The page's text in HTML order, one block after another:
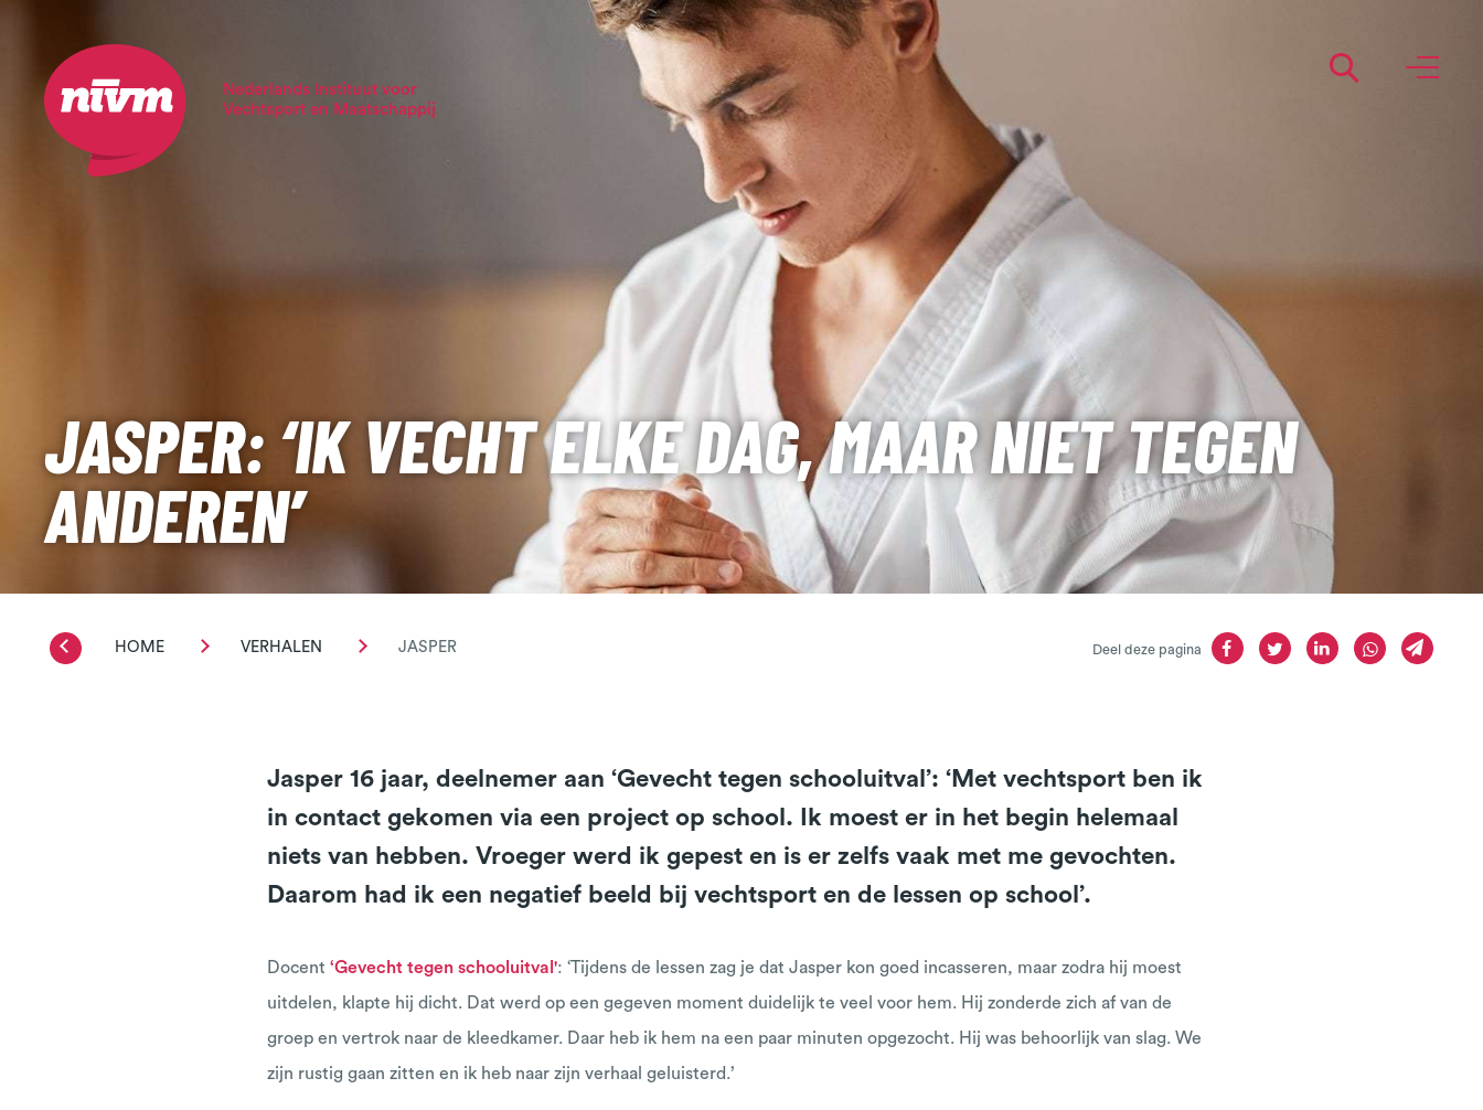
Nederlands Instituut voor
Vechtsport en Maatschappij
JASPER: ‘IK VECHT ELKE DAG, MAAR NIET TEGEN
ANDEREN’
Deel deze pagina
HOME VERHALEN JASPER
Jasper 16 jaar, deelnemer aan ‘Gevecht tegen schooluitval’: ‘Met vechtsport ben ik
in contact gekomen via een project op school. Ik moest er in het begin helemaal
niets van hebben. Vroeger werd ik gepest en is er zelfs vaak met me gevochten.
Daarom had ik een negatief beeld bij vechtsport en de lessen op school’.
Docent ‘Gevecht tegen schooluitval': ‘Tijdens de lessen zag je dat Jasper kon goed incasseren, maar zodra hij moest
uitdelen, klapte hij dicht. Dat werd op een gegeven moment duidelijk te veel voor hem. Hij zonderde zich af van de
groep en vertrok naar de kleedkamer. Daar heb ik hem na een paar minuten opgezocht. Hij was behoorlijk van slag. We
zijn rustig gaan zitten en ik heb naar zijn verhaal geluisterd.’